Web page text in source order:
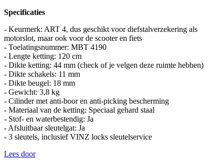
Specificaties
- Keurmerk: ART 4, dus geschikt voor diefstalverzekering als
motorslot, maar ook voor de scooter en fiets
- Toelatingsnummer: MBT 4190
- Lengte ketting: 120 cm
- Dikte ketting: 44 mm (check of je velgen deze ruimte hebben)
- Dikte schakels: 11 mm
- Dikte beugel: 18 mm
- Gewicht: 3,8 kg
- Cilinder met anti-boor en anti-picking bescherming
- Materiaal van de ketting: Speciaal gehard staal
- Stof- en waterbestendig: Ja
- Afsluitbaar sleutelgat: Ja
- 3 sleutels, inclusief VINZ locks sleutelservice
Lees door